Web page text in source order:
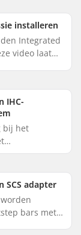
installeren
Integrated
video laat
Eer...
IHC-
bij het
van je
uit hoe je
SCS adapter
bars met